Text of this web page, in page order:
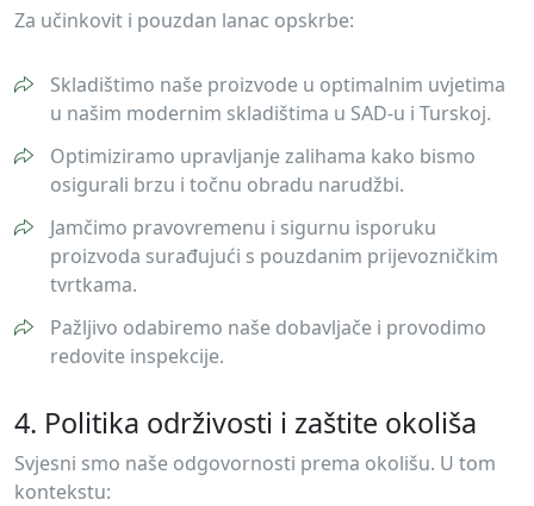
Za učinkovit i pouzdan lanac opskrbe:
Skladištimo naše proizvode u optimalnim uvjetima
u našim modernim skladištima u SAD-u i Turskoj.
Optimiziramo upravljanje zalihama kako bismo
osigurali brzu i točnu obradu narudžbi.
Jamčimo pravovremenu i sigurnu isporuku
proizvoda surađujući s pouzdanim prijevozničkim
tvrtkama.
Pažljivo odabiremo naše dobavljače i provodimo
redovite inspekcije.
4. Politika održivosti i zaštite okoliša
Svjesni smo naše odgovornosti prema okolišu. U tom
kontekstu: